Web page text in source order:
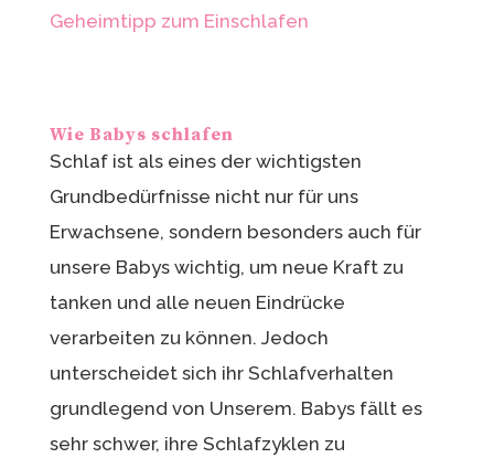
Geheimtipp zum Einschlafen
Wie Babys schlafen
Schlaf ist als eines der wichtigsten
Grundbedürfnisse nicht nur für uns
Erwachsene, sondern besonders auch für
unsere Babys wichtig, um neue Kraft zu
tanken und alle neuen Eindrücke
verarbeiten zu können. Jedoch
unterscheidet sich ihr Schlafverhalten
grundlegend von Unserem. Babys fällt es
sehr schwer, ihre Schlafzyklen zu